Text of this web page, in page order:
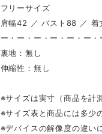
フリーサイズ
肩幅42 ／ バスト88 ／ 着
ー・ー・ー・ー・ー・ー・
裏地：無し
伸縮性：無し
※サイズは実寸（商品を計
※サイズ表と商品には多少
※デバイスの解像度の違い